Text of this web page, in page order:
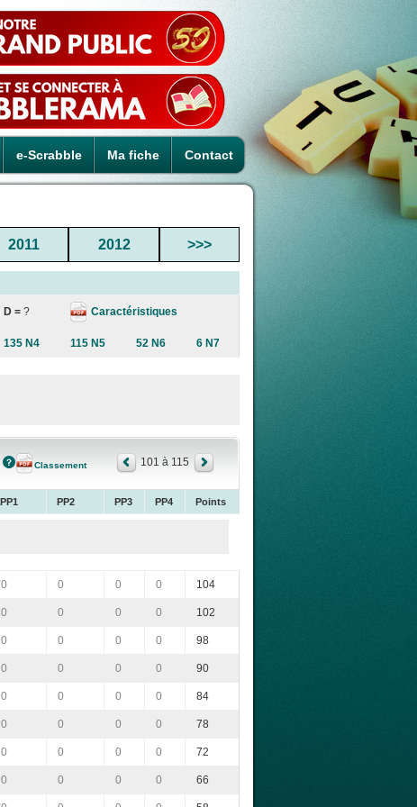
e-Scrabble Ma fiche Contact
2011 2012 >>>
D = ? Caractéristiques
135 N4 115 N5 52 N6 6 N7
Classement 101 à 115
PP1 PP2 PP3 PP4 Points
0 0 0 0 104
0 0 0 0 102
0 0 0 0 98
0 0 0 0 90
0 0 0 0 84
0 0 0 0 78
0 0 0 0 72
0 0 0 0 66